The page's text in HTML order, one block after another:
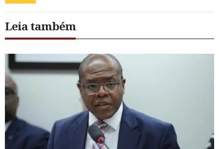
Leia também